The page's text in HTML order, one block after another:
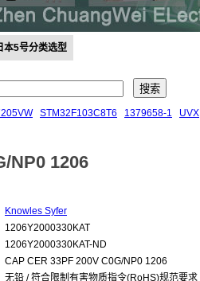
本5号分类选型
STM32F103C8T6 1379658-1 UVX
NP0 1206
Knowles Syfer
1206Y2000330KAT
1206Y2000330KAT-ND
CAP CER 33PF 200V C0G/NP0 1206
无铅 / 符合限制有害物质指令(RoHS)规范要求